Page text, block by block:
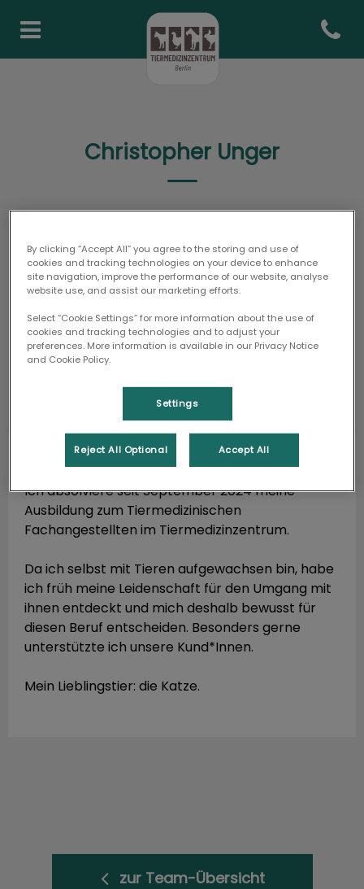
Homepage
Open
Christopher Unger
Christopher UngerAuszubildender
Ich absolviere seit September 2024 meine
Ausbildung zum Tiermedizinischen
Fachangestellten im Tiermedizinzentrum.
Da ich selbst mit Tieren aufgewachsen bin, habe
ich früh meine Leidenschaft für den Umgang mit
ihnen entdeckt und mich deshalb bewusst für
diesen Beruf entscheiden. Besonders gerne
unterstützte ich unsere Kund*Innen.
Mein Lieblingstier: die Katze.
zur Team-Übersicht
By clicking “Accept All” you agree to the storing and use of
cookies and tracking technologies on your device to enhance
site navigation, improve the performance of our website, analyse
website use, and assist our marketing efforts.
Select “Cookie Settings” for more information about the use of
cookies and tracking technologies and to adjust your
preferences. More information is available in our Privacy Notice
and Cookie Policy.
Settings
Reject All Optional Accept All